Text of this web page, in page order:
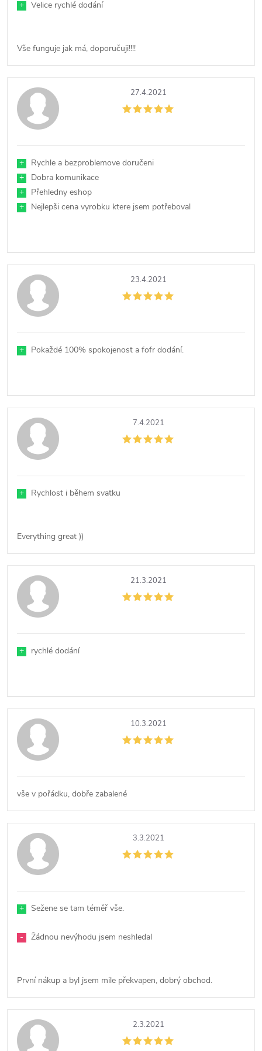
+ Velice rychlé dodání
Vše funguje jak má, doporučuji!!!!
27.4.2021
+
Rychle a bezproblemove doručeni
+
Dobra komunikace
+
Přehledny eshop
+
Nejlepši cena vyrobku ktere jsem potřeboval
23.4.2021
+ Pokaždé 100% spokojenost a fofr dodání.
7.4.2021
+ Rychlost i během svatku
Everything great ))
21.3.2021
+ rychlé dodání
10.3.2021
vše v pořádku, dobře zabalené
3.3.2021
+ Sežene se tam téměř vše.
- Žádnou nevýhodu jsem neshledal
První nákup a byl jsem mile překvapen, dobrý obchod.
2.3.2021